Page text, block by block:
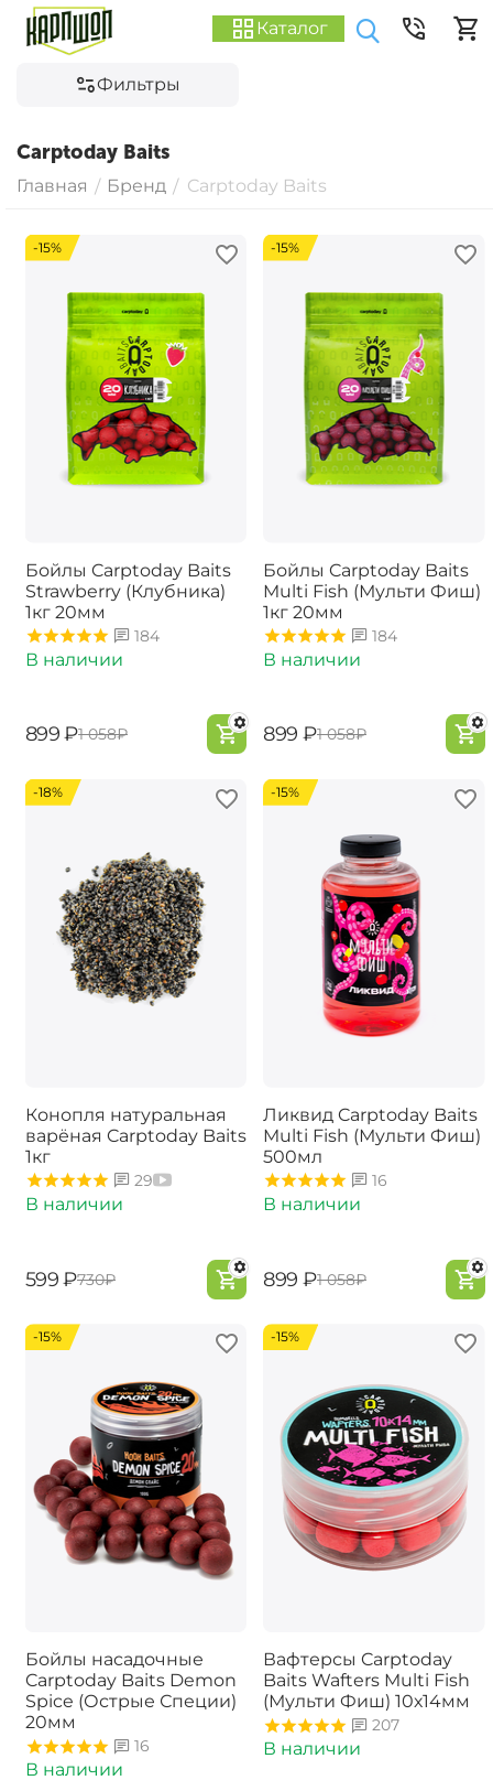
Каталог
Фильтры
Carptoday Baits
Главная / Бренд / Carptoday Baits
-15%
Бойлы Carptoday Baits
Strawberry (Клубника)
1кг 20мм
184
В наличии
‍899‍ ₽‍1 058‍₽
-15%
Бойлы Carptoday Baits
Multi Fish (Мульти Фиш)
1кг 20мм
184
В наличии
‍899‍ ₽‍1 058‍₽
-18%
Конопля натуральная
варёная Carptoday Baits
1кг
29
В наличии
‍599‍ ₽‍730‍₽
-15%
Ликвид Carptoday Baits
Multi Fish (Мульти Фиш)
500мл
16
В наличии
‍899‍ ₽‍1 058‍₽
-15%
Бойлы насадочные
Carptoday Baits Demon
Spice (Острые Специи)
20мм
16
В наличии
-15%
Вафтерсы Carptoday
Baits Wafters Multi Fish
(Мульти Фиш) 10х14мм
207
В наличии